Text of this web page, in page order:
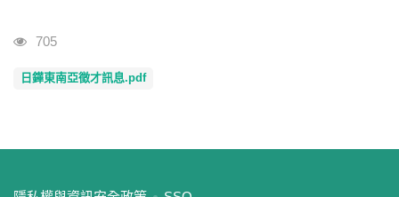
瀏覽人次
705
日鏵東南亞徵才訊息.pdf